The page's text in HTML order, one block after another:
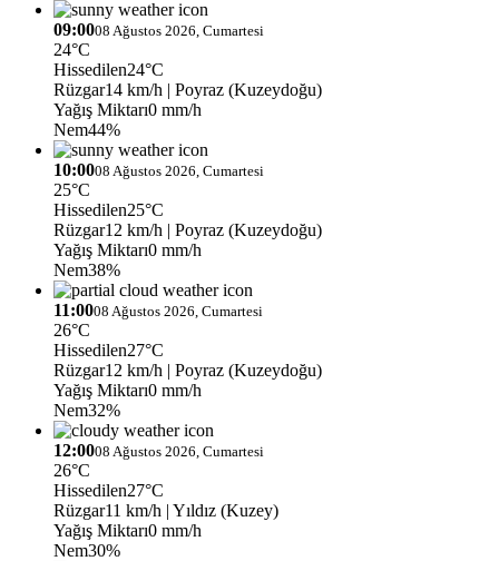
09:0008 Ağustos 2026, Cumartesi
24°C
Hissedilen24°C
Rüzgar14 km/h | Poyraz (Kuzeydoğu)
Yağış Miktarı0 mm/h
Nem44%
10:0008 Ağustos 2026, Cumartesi
25°C
Hissedilen25°C
Rüzgar12 km/h | Poyraz (Kuzeydoğu)
Yağış Miktarı0 mm/h
Nem38%
11:0008 Ağustos 2026, Cumartesi
26°C
Hissedilen27°C
Rüzgar12 km/h | Poyraz (Kuzeydoğu)
Yağış Miktarı0 mm/h
Nem32%
12:0008 Ağustos 2026, Cumartesi
26°C
Hissedilen27°C
Rüzgar11 km/h | Yıldız (Kuzey)
Yağış Miktarı0 mm/h
Nem30%